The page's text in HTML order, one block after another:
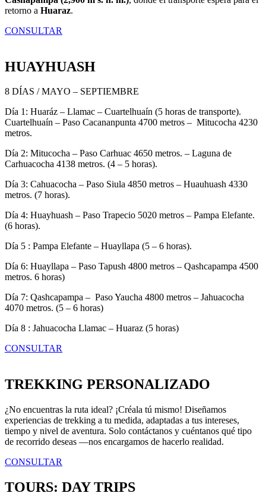
retorno a Huaraz.
CONSULTAR
HUAYHUASH
8 DÍAS / MAYO – SEPTIEMBRE
Día 1: Huaráz – Llamac – Cuartelhuaín (5 horas de transporte).
Cuartelhuaín – Paso Cacananpunta 4700 metros – Mitucocha 4230
metros.
Día 2: Mitucocha – Paso Carhuac 4650 metros. – Laguna de
Carhuacocha 4138 metros. (4 – 5 horas).
Día 3: Cahuacocha – Paso Siula 4850 metros – Huauhuash 4330
metros. (7 horas).
Día 4: Huayhuash – Paso Trapecio 5020 metros – Pampa Elefante.
(6 horas).
Día 5 : Pampa Elefante – Huayllapa (5 – 6 horas).
Día 6: Huayllapa – Paso Tapush 4800 metros – Qashcapampa 4500
metros. 6 horas)
Día 7: Qashcapampa – Paso Yaucha 4800 metros – Jahuacocha
4070 metros. (5 – 6 horas)
Día 8 : Jahuacocha Llamac – Huaraz (5 horas)
CONSULTAR
TREKKING PERSONALIZADO
¿No encuentras la ruta ideal? ¡Créala tú mismo! Diseñamos
experiencias de trekking a tu medida, adaptadas a tus intereses,
tiempo y nivel de aventura. Solo contáctanos y cuéntanos qué tipo
de recorrido deseas —nos encargamos de hacerlo realidad.
CONSULTAR
TOURS: DAY TRIPS